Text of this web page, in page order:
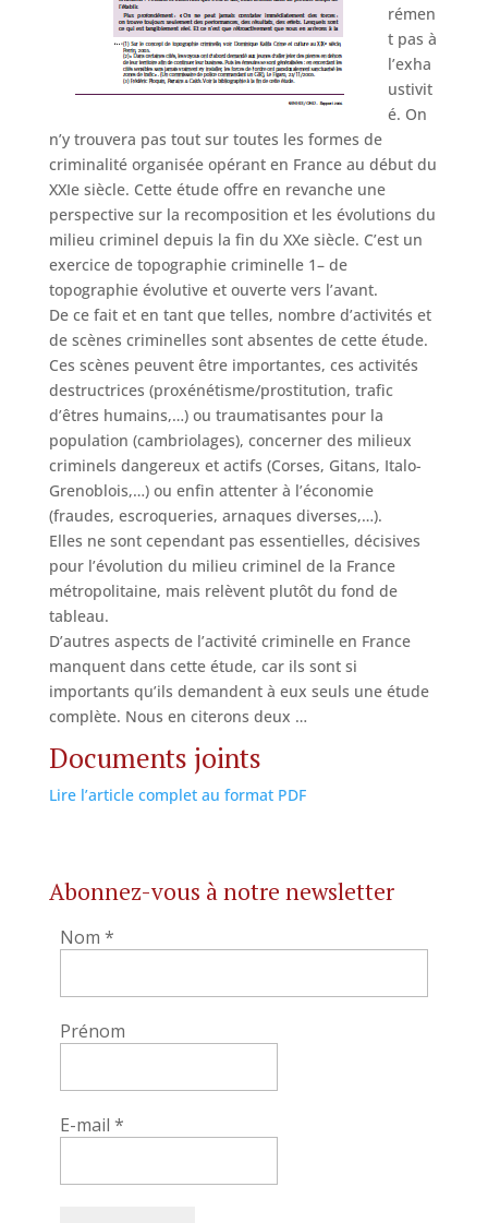
rémen
t pas à
l’exha
ustivit
é. On
n’y trouvera pas tout sur toutes les formes de
criminalité organisée opérant en France au début du
XXIe siècle. Cette étude offre en revanche une
perspective sur la recomposition et les évolutions du
milieu criminel depuis la fin du XXe siècle. C’est un
exercice de topographie criminelle 1– de
topographie évolutive et ouverte vers l’avant.
De ce fait et en tant que telles, nombre d’activités et
de scènes criminelles sont absentes de cette étude.
Ces scènes peuvent être importantes, ces activités
destructrices (proxénétisme/prostitution, trafic
d’êtres humains,…) ou traumatisantes pour la
population (cambriolages), concerner des milieux
criminels dangereux et actifs (Corses, Gitans, Italo-
Grenoblois,…) ou enfin attenter à l’économie
(fraudes, escroqueries, arnaques diverses,…).
Elles ne sont cependant pas essentielles, décisives
pour l’évolution du milieu criminel de la France
métropolitaine, mais relèvent plutôt du fond de
tableau.
D’autres aspects de l’activité criminelle en France
manquent dans cette étude, car ils sont si
importants qu’ils demandent à eux seuls une étude
complète. Nous en citerons deux …
Documents joints
Lire l’article complet au format PDF
Abonnez-vous à notre newsletter
Nom *
Prénom
E-mail *